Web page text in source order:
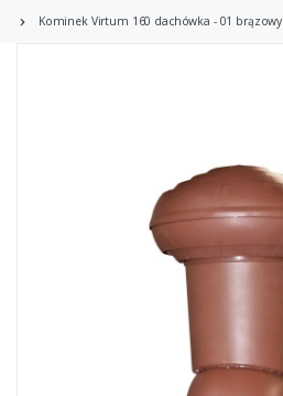
Kominek Virtum 160 dachówka - 01 brązowy